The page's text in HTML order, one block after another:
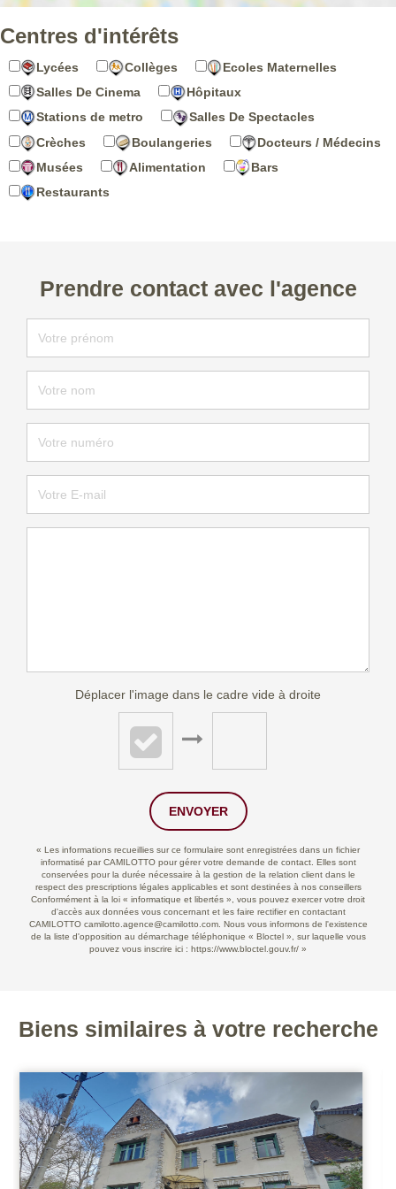
Centres d'intérêts
Lycées Collèges
Ecoles Maternelles
Salles De Cinema
Hôpitaux
Stations de metro
Salles De Spectacles
Crèches
Boulangeries
Docteurs / Médecins
Musées
Alimentation
Bars
Restaurants
Prendre contact avec l'agence
Déplacer l'image dans le cadre vide à droite
ENVOYER
« Les informations recueillies sur ce formulaire sont enregistrées dans un fichier
informatisé par CAMILOTTO pour gérer votre demande de contact. Elles sont
conservées pour la durée nécessaire à la gestion de la relation client dans le
respect des prescriptions légales applicables et sont destinées à nos conseillers
Conformément à la loi « informatique et libertés », vous pouvez exercer votre droit
d'accès aux données vous concernant et les faire rectifier en contactant
CAMILOTTO camilotto.agence@camilotto.com. Nous vous informons de l'existence
de la liste d'opposition au démarchage téléphonique « Bloctel », sur laquelle vous
pouvez vous inscrire ici : https://www.bloctel.gouv.fr/ »
Biens similaires à votre recherche